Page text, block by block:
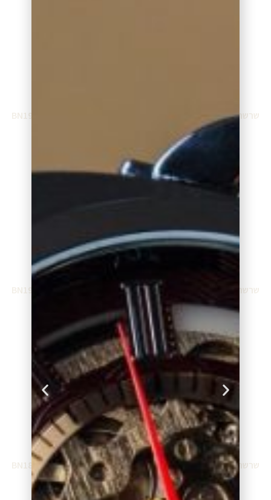
שרשרת בונורוטי BN19126WW
₪288.00
הוספה לסל
שרשרת בונורוטי BN19028WW
₪1,472.00
הוספה לסל
שרשרת בונורוטי BN19026WW
הוספה לסל
שרשרת בונורוטי BN19020WW
₪1,098.00
שרשרת בונורוטי BN18729WW
₪3,472.00